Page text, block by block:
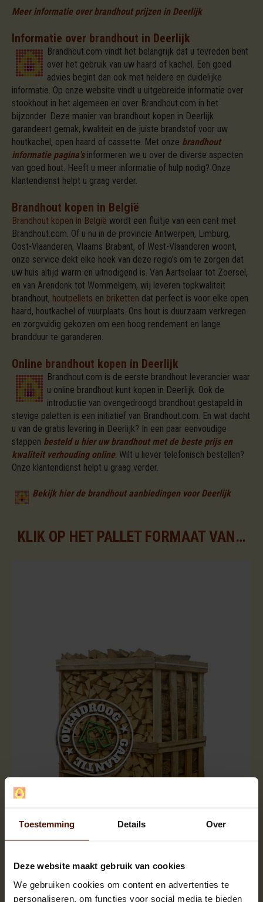
Toestemming Details Over
Deze website maakt gebruik van cookies
We gebruiken cookies om content en advertenties te
personaliseren, om functies voor social media te bieden
Meer informatie over brandhout prijzen in Deerlijk
Informatie over brandhout in Deerlijk
Brandhout.com vindt het belangrijk dat u tevreden bent
over het gebruik van uw haard of kachel. Een goed
advies begint dan ook met heldere en duidelijke
informatie. Op onze website vindt u uitgebreide informatie over
stookhout in het algemeen en over Brandhout.com in het
bijzonder. Deze manier van brandhout kopen in Deerlijk
garandeert gemak, kwaliteit en de juiste brandstof voor uw
houtkachel, open haard of cassette. Met onze brandhout
informatie pagina'sinformeren we u over de diverse aspecten
van goed hout. Heeft u meer informatie of hulp nodig? Onze
klantendienst helpt u graag verder.
Brandhout kopen in België
Brandhout kopen in België wordt een fluitje van een cent met
Brandhout.com. Of u nu in de provincie Antwerpen, Limburg,
Oost-Vlaanderen, Vlaams Brabant, of West-Vlaanderen woont,
onze service dekt elke hoek van deze regio's om te zorgen dat
uw huis altijd warm en uitnodigend is. Van Aartselaar tot Zoersel,
en van Arendonk tot Wommelgem, wij leveren topkwaliteit
brandhout, houtpellets en briketten dat perfect is voor elke open
haard, houtkachel of vuurplaats. Ons hout is duurzaam verkregen
en zorgvuldig gekozen om een hoog rendement en lange
brandduur te garanderen.
Online brandhout kopen in Deerlijk
Brandhout.com is de eerste brandhout leverancier waar
u online brandhout kunt kopen in Deerlijk. Ook de
introductie van ovengedroogd brandhout gestapeld in
stevige paletten is een initiatief van Brandhout.com. En wat dacht
u van de gratis levering in Deerlijk? In een paar eenvoudige
stappen besteld u hier uw brandhout met de beste prijs en
kwaliteit verhouding online. Wilt u liever telefonisch bestellen?
Onze klantendienst helpt u graag verder.
Bekijk hier de brandhout aanbiedingen voor Deerlijk
KLIK OP HET PALLET FORMAAT VAN UW KEUZE VOOR DE BESCHIKBARE ASSORTIMENTEN
ca.120x80x120cm. | bloklengte ca.25 cm.